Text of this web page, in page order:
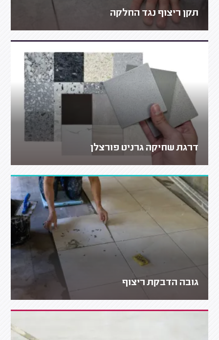
תקן ריצוף נגד החלקה
דרגת שחיקה גרניט פורצלן
גובה הדבקת ריצוף